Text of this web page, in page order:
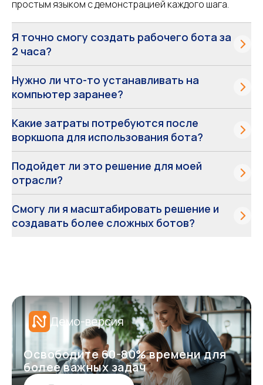
простым языком с демонстрацией каждого шага.
Я точно смогу создать рабочего бота за
2 часа?
Нужно ли что-то устанавливать на
компьютер заранее?
Какие затраты потребуются после
воркшопа для использования бота?
Подойдет ли это решение для моей
отрасли?
Смогу ли я масштабировать решение и
создавать более сложных ботов?
Демо-версия
Освободите 60-80% времени для
более важных задач